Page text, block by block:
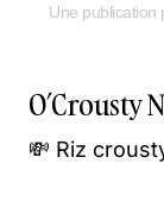
Une publication
O’Crousty
💸 Riz